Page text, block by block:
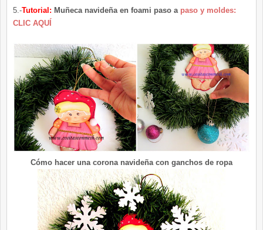
5.-Tutorial: Muñeca navideña en foami paso a paso y moldes:
CLIC AQUÍ
Cómo hacer una corona navideña con ganchos de ropa